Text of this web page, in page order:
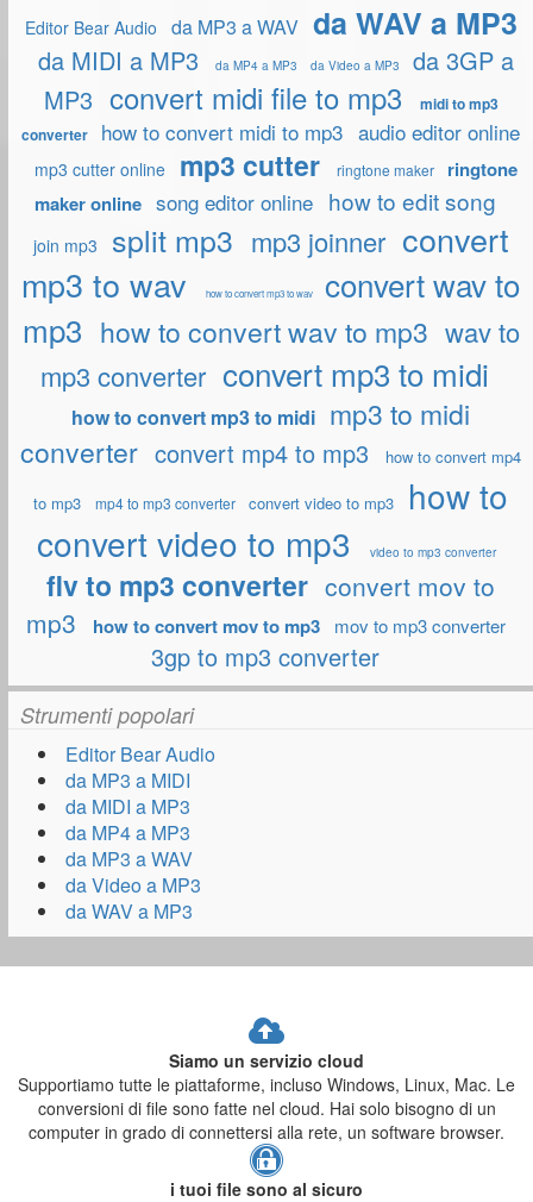
Editor Bear Audio da MP3 a WAV da WAV a MP3
da MIDI a MP3 da MP4 a MP3 da Video a MP3
da 3GP a
MP3 convert midi file to mp3
midi to mp3
converter
how to convert midi to mp3 audio editor online
mp3 cutter online mp3 cutter ringtone maker
ringtone
maker online song editor online how to edit song
join mp3 split mp3 mp3 joinner convert
mp3 to wav
how to convert mp3 to wav
convert wav to
mp3 how to convert wav to mp3 wav to
mp3 converter convert mp3 to midi
how to convert mp3 to midi mp3 to midi
converter convert mp4 to mp3 how to convert mp4
to mp3 mp4 to mp3 converter convert video to mp3
how to
convert video to mp3
video to mp3 converter
flv to mp3 converter convert mov to
mp3
how to convert mov to mp3 mov to mp3 converter
3gp to mp3 converter
Strumenti popolari
Editor Bear Audio
da MP3 a MIDI
da MIDI a MP3
da MP4 a MP3
da MP3 a WAV
da Video a MP3
da WAV a MP3
Siamo un servizio cloud
Supportiamo tutte le piattaforme, incluso Windows, Linux, Mac. Le
conversioni di file sono fatte nel cloud. Hai solo bisogno di un
computer in grado di connettersi alla rete, un software browser.
i tuoi file sono al sicuro